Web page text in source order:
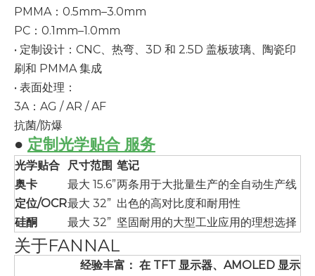
PMMA：0.5mm–3.0mm
PC：0.1mm–1.0mm
• 定制设计：CNC、热弯、3D 和 2.5D 盖板玻璃、陶瓷印
刷和 PMMA 集成
• 表面处理：
3A：AG / AR / AF
抗菌/防爆
● 定制光学贴合 服务
光学贴合 尺寸范围 笔记
奥卡
最大 15.6”两条用于大批量生产的全自动生产线
定位/OCR最大 32” 出色的高对比度和耐用性
硅酮
最大 32” 坚固耐用的大型工业应用的理想选择
关于FANNAL
经验丰富： 在 TFT 显示器、AMOLED 显示